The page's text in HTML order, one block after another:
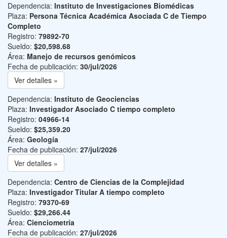
Dependencia: Instituto de Investigaciones Biomédicas
Plaza: Persona Técnica Académica Asociada C de Tiempo
Completo
Registro: 79892-70
Sueldo: $20,598.68
Área: Manejo de recursos genómicos
Fecha de publicación: 30/jul/2026
Ver detalles »
Dependencia: Instituto de Geociencias
Plaza: Investigador Asociado C tiempo completo
Registro: 04966-14
Sueldo: $25,359.20
Área: Geología
Fecha de publicación: 27/jul/2026
Ver detalles »
Dependencia: Centro de Ciencias de la Complejidad
Plaza: Investigador Titular A tiempo completo
Registro: 79370-69
Sueldo: $29,266.44
Área: Cienciometría
Fecha de publicación: 27/jul/2026